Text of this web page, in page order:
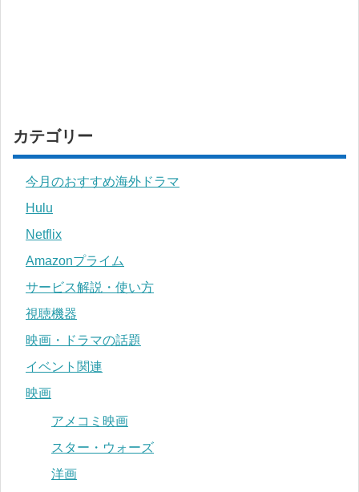
カテゴリー
今月のおすすめ海外ドラマ
Hulu
Netflix
Amazonプライム
サービス解説・使い方
視聴機器
映画・ドラマの話題
イベント関連
映画
アメコミ映画
スター・ウォーズ
洋画